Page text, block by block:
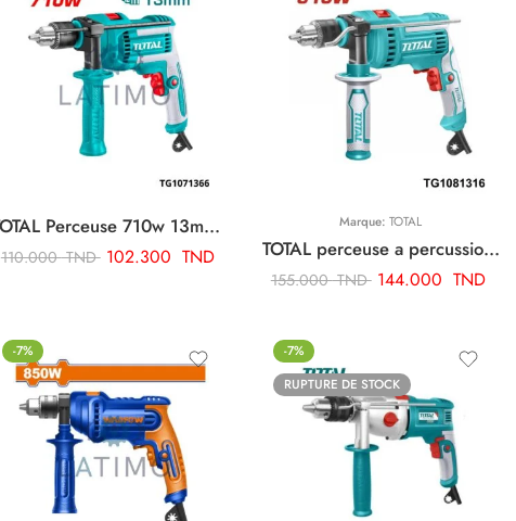
TOTAL Perceuse 710w 13mm TG1071366
110.000TND 102.300 TND
Marque:TOTAL
TOTAL perceuse a percussion 13mm 810w + jeu de charbon 13mm TG1081316
155.000TND 144.000 TND
-7%
-7%
RUPTURE DE STOCK